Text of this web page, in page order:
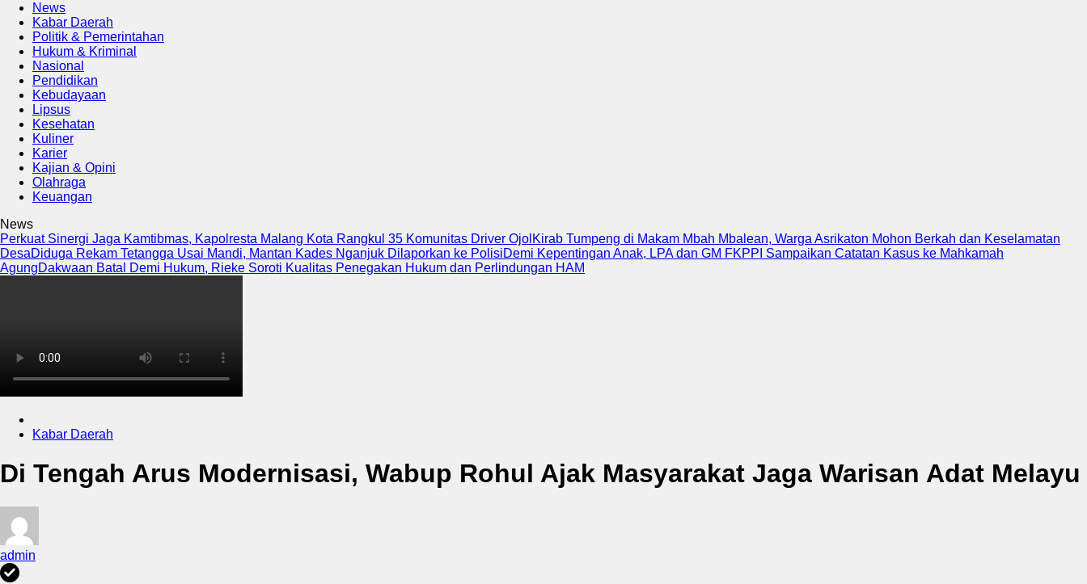
News
Kabar Daerah
Politik & Pemerintahan
Hukum & Kriminal
Nasional
Pendidikan
Kebudayaan
Lipsus
Kesehatan
Kuliner
Karier
Kajian & Opini
Olahraga
Keuangan
News
Perkuat Sinergi Jaga Kamtibmas, Kapolresta Malang Kota Rangkul 35 Komunitas Driver Ojol Kirab Tumpeng di Makam Mbah Mbalean, Warga Asrikaton Mohon Berkah dan Keselamatan
DesaDiduga Rekam Tetangga Usai Mandi, Mantan Kades Nganjuk Dilaporkan ke PolisiDemi Kepentingan Anak, LPA dan GM FKPPI Sampaikan Catatan Kasus ke Mahkamah
AgungDakwaan Batal Demi Hukum, Rieke Soroti Kualitas Penegakan Hukum dan Perlindungan HAM
Kabar Daerah
Di Tengah Arus Modernisasi, Wabup Rohul Ajak Masyarakat Jaga Warisan Adat Melayu
admin